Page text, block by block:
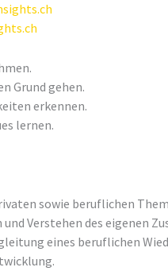
Grund gehen.
erkennen.
lernen.
sowie beruflichen
Verstehen des eigenen
eines beruflichen